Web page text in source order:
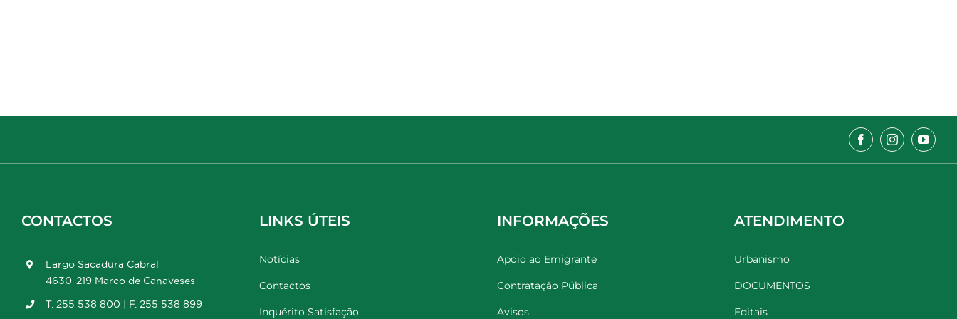
CONTACTOS
Largo Sacadura Cabral
4630-219 Marco de Canaveses
T. 255 538 800 | F. 255 538 899
LINKS ÚTEIS
Notícias
Contactos
Inquérito Satisfação
INFORMAÇÕES
Apoio ao Emigrante
Contratação Pública
Avisos
ATENDIMENTO
Urbanismo
DOCUMENTOS
Editais